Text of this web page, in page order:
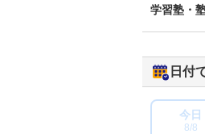
学習塾・
日付
今日
8/8